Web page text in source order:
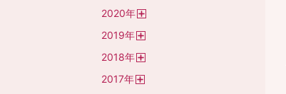
2020年
2019年
2018年
2017年